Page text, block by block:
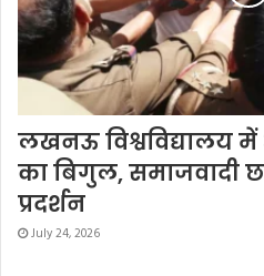
लखनऊ विश्वविद्यालय
का बिगुल, समाजवादी
प्रदर्शन
July 24, 2026